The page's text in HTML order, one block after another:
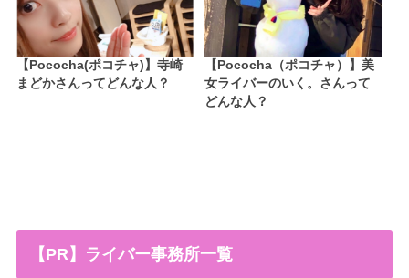
【Pococha(ポコチャ)】寺崎
まどかさんってどんな人？
【Pococha（ポコチャ）】美
女ライバーのいく。さんって
どんな人？
【PR】ライバー事務所一覧